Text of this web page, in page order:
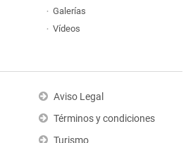
Galerías
Vídeos
Aviso Legal
Términos y condiciones
Turismo